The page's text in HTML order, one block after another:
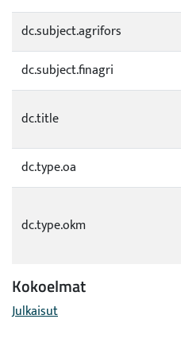
dc.subject.agrifors
dc.subject.finagri
dc.title
dc.type.oa
dc.type.okm
Kokoelmat
Julkaisut